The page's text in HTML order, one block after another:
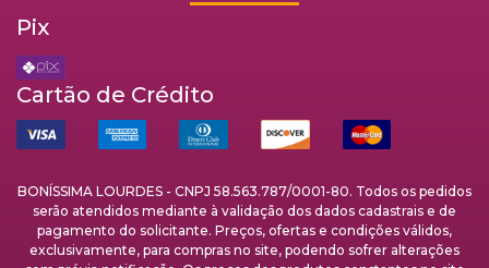
Pix
Cartão de Crédito
BONÍSSIMA LOURDES - CNPJ 58.563.787/0001-80. Todos os pedidos
serão atendidos mediante à validação dos dados cadastrais e de
pagamento do solicitante. Preços, ofertas e condições válidos,
exclusivamente, para compras no site, podendo sofrer alterações